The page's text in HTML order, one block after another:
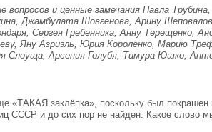
вопросов и ценные замечания Павла
Джамбулата Шовгенова, Арину
Сергея Гребенника, Анну Терещенко,
Яну Азриэль, Юрия Короленко, Марию
Слоуща, Арсения Голубя, Тимура Юшко,
«ТАКАЯ заклёпка», поскольку был покрашен
СССР и до сих пор не найден. Какое слово